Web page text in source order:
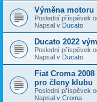
Výměna motoru
Poslední příspěvek
Napsal v Ducato
Ducato 2022
Poslední příspěvek
Napsal v Ducato
Fiat Croma
pro členy klubu
Poslední příspěvek
Napsal v Croma